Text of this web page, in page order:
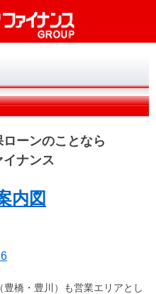
ーンのことなら
イナンス
内図
橋・豊川）も営業エリアとし